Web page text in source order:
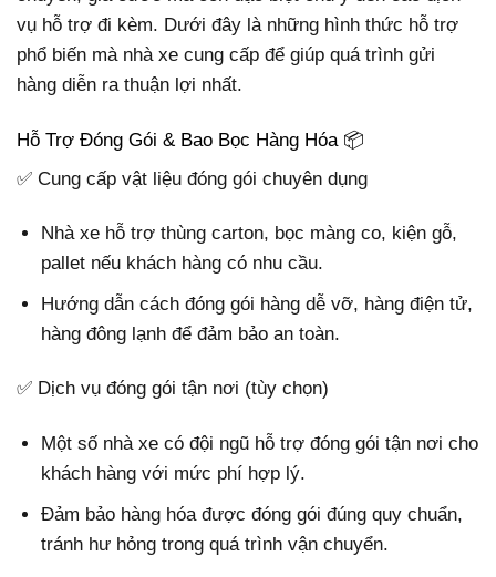
vụ hỗ trợ đi kèm. Dưới đây là những hình thức hỗ trợ
phổ biến mà nhà xe cung cấp để giúp quá trình gửi
hàng diễn ra thuận lợi nhất.
Hỗ Trợ Đóng Gói & Bao Bọc Hàng Hóa 📦
✅ Cung cấp vật liệu đóng gói chuyên dụng
Nhà xe hỗ trợ thùng carton, bọc màng co, kiện gỗ,
pallet nếu khách hàng có nhu cầu.
Hướng dẫn cách đóng gói hàng dễ vỡ, hàng điện tử,
hàng đông lạnh để đảm bảo an toàn.
✅ Dịch vụ đóng gói tận nơi (tùy chọn)
Một số nhà xe có đội ngũ hỗ trợ đóng gói tận nơi cho
khách hàng với mức phí hợp lý.
Đảm bảo hàng hóa được đóng gói đúng quy chuẩn,
tránh hư hỏng trong quá trình vận chuyển.